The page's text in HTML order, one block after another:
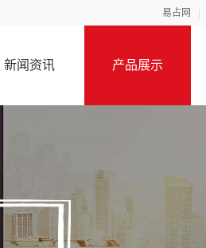
易占网
新闻资讯 产品展示